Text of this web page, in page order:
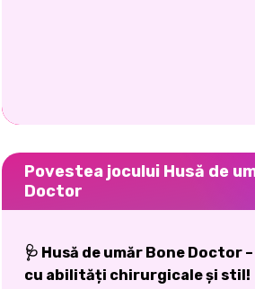
Povestea jocului Husă de
Doctor
🩺 Husă de umăr Bone Doctor
cu abilități chirurgicale și stil!